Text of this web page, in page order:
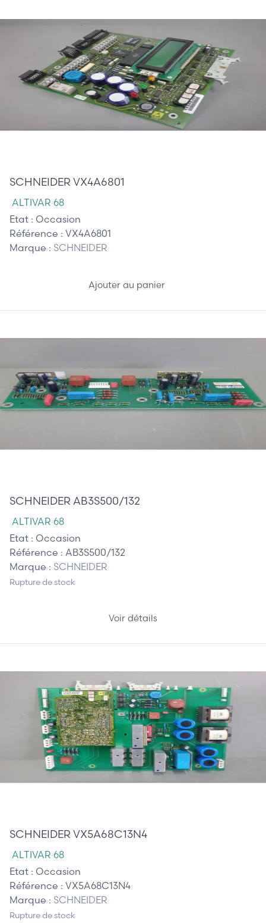
SCHNEIDER VX4A6801
ALTIVAR 68
Etat : Occasion
Référence : VX4A6801
Marque : SCHNEIDER
Ajouter au panier
SCHNEIDER AB3S500/132
ALTIVAR 68
Etat : Occasion
Référence : AB3S500/132
Marque : SCHNEIDER
Rupture de stock
Voir détails
SCHNEIDER VX5A68C13N4
ALTIVAR 68
Etat : Occasion
Référence : VX5A68C13N4
Marque : SCHNEIDER
Rupture de stock